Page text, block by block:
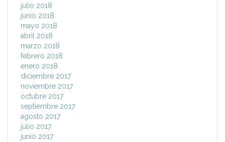
julio 2018
junio 2018
mayo 2018
abril 2018
marzo 2018
febrero 2018
enero 2018
diciembre 2017
noviembre 2017
octubre 2017
septiembre 2017
agosto 2017
julio 2017
junio 2017